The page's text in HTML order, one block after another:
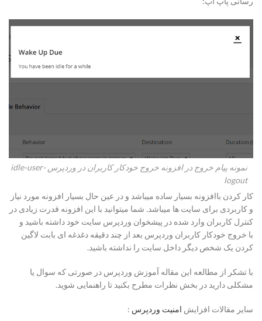
نمونه پیام خروج در افزونه خروج خودکار کاربران در وردپرس idle-user-
logout
کار کردن باافزونه بسیار ساده میباشد و در عین حال بسیار افزونه مورد نیاز
و کاربردی برای سایت ها میباشد. شما میتوانید با این افزونه قدرت زیادی در
کنترل کاربران وارد شده در پیشخوان وردپرس سایت خود داشته باشید و
با خروج خودکار کاربران وردپرس بعد از چند دقیقه دغدغه ای بابت لاگین
کردن یک شخص دیگر داخل سایت را نداشته باشید.
با تشکر از مطالعه این مقاله آموزش وردپرس در صورتی که سوال یا
مشکلی دارید در بخش نظرات مطرح بکنید تا راهنمایی شوید.
سایر مقالات افزایش امنیت وردپرس :